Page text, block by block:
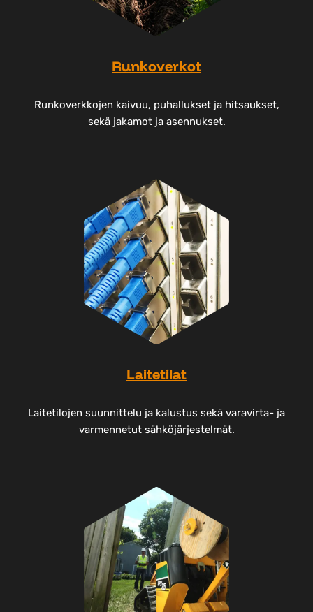
Runkoverkot
Runkoverkkojen kaivuu, puhallukset ja hitsaukset,
sekä jakamot ja asennukset.
Laitetilat
Laitetilojen suunnittelu ja kalustus sekä varavirta- ja
varmennetut sähköjärjestelmät.